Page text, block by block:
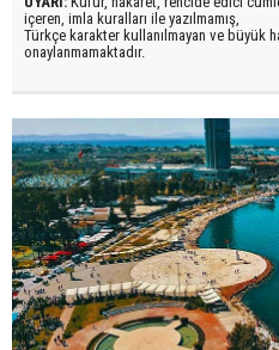
içeren, imla kuralları ile yazılmamış,
Türkçe karakter kullanılmayan ve büyük
onaylanmamaktadır.